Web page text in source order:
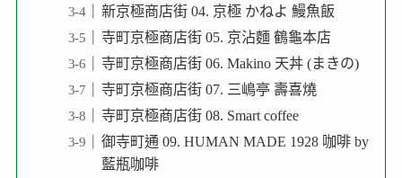
新京極商店街 04. 京極 かねよ 鰻魚飯
寺町京極商店街 05. 京沾麵 鶴龜本店
寺町京極商店街 06. Makino 天丼 (まきの)
寺町京極商店街 07. 三嶋亭 壽喜燒
寺町京極商店街 08. Smart coffee
御寺町通 09. HUMAN MADE 1928 咖啡 by
藍瓶咖啡